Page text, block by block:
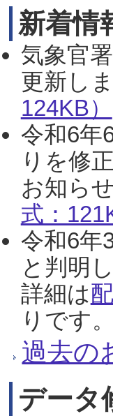
新着情
気象官
更新し
124KB）
令和6年
りを修
お知ら
式：
令和6年
と判明
詳細は
りです
過去の
データ